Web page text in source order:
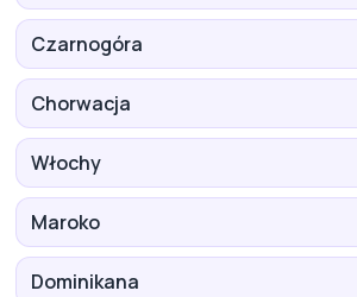
Czarnogóra
Chorwacja
Włochy
Maroko
Dominikana